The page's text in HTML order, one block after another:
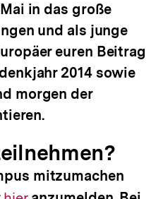
in das große
und als junge
euren Beitrag
2014 sowie
morgen der
mitzumachen